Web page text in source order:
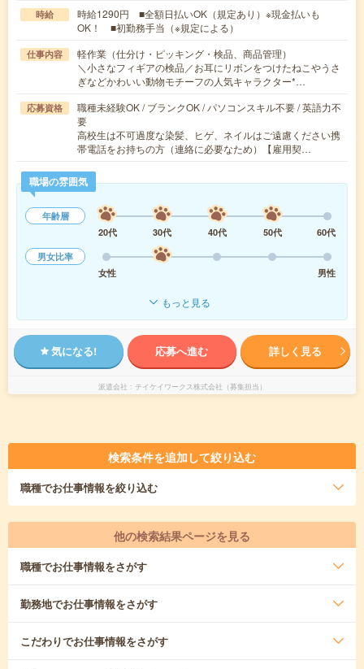
時給
時給1290円 ■全額日払いOK（規定あり）※現金払いも
OK！ ■初勤務手当（※規定による）
仕事内容
軽作業（仕分け・ピッキング・検品、商品管理）
＼小さなフィギアの検品／お耳にリボンをつけたねこやうさ
ぎなどかわいい動物モチーフの人気キャラクター*…
応募資格
職種未経験OK / ブランクOK / パソコンスキル不要 / 英語力不
要
高校生は不可過度な染髪、ヒゲ、ネイルはご遠慮ください携
帯電話をお持ちの方（連絡に必要なため）【雇用契…
職場の雰囲気
年齢層
20代
30代 40代 50代
60代
男女比率
女性
男性
もっと見る
気になる! 応募へ進む 詳しく見る
派遣会社 テイケイワークス株式会社（募集担当）
検索条件を追加して絞り込む
職種でお仕事情報を絞り込む
他の検索結果ページを見る
職種でお仕事情報をさがす
勤務地でお仕事情報をさがす
こだわりでお仕事情報をさがす